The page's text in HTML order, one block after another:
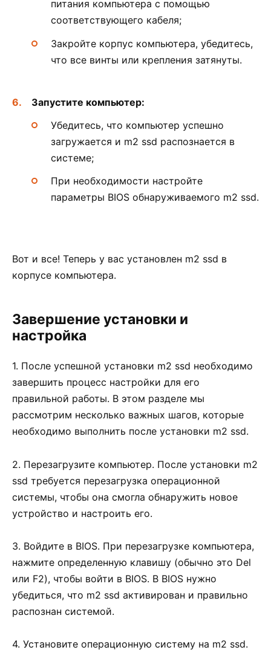
питания компьютера с помощью
соответствующего кабеля;
Закройте корпус компьютера, убедитесь,
что все винты или крепления затянуты.
Запустите компьютер:
Убедитесь, что компьютер успешно
загружается и m2 ssd распознается в
системе;
При необходимости настройте
параметры BIOS обнаруживаемого m2 ssd.
Вот и все! Теперь у вас установлен m2 ssd в
корпусе компьютера.
Завершение установки и
настройка
1. После успешной установки m2 ssd необходимо
завершить процесс настройки для его
правильной работы. В этом разделе мы
рассмотрим несколько важных шагов, которые
необходимо выполнить после установки m2 ssd.
2. Перезагрузите компьютер. После установки m2
ssd требуется перезагрузка операционной
системы, чтобы она смогла обнаружить новое
устройство и настроить его.
3. Войдите в BIOS. При перезагрузке компьютера,
нажмите определенную клавишу (обычно это Del
или F2), чтобы войти в BIOS. В BIOS нужно
убедиться, что m2 ssd активирован и правильно
распознан системой.
4. Установите операционную систему на m2 ssd.